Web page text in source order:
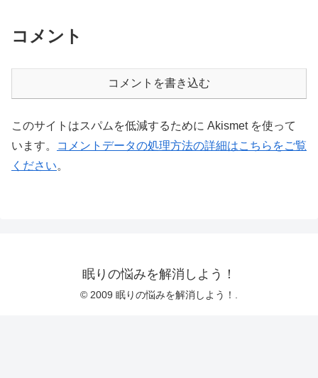
コメント
コメントを書き込む
このサイトはスパムを低減するために Akismet を使って
います。
コメントデータの処理方法の詳細はこちらをご覧
ください。
眠りの悩みを解消しよう！
© 2009 眠りの悩みを解消しよう！.